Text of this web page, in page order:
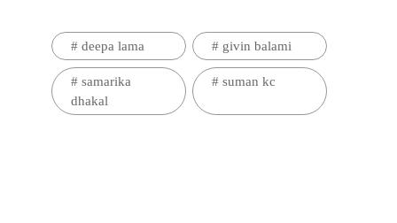
# deepa lama # givin balami
# samarika
dhakal
# suman kc